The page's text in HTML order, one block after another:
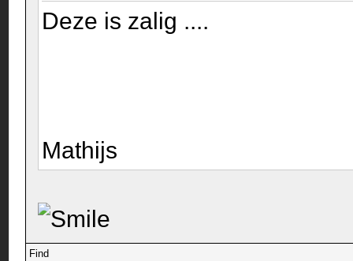
Deze is zalig ....
Mathijs
Find